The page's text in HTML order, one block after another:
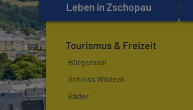
Leben in Zschopau
Tourismus & Freizeit
Bürgersaal
Schloss Wildeck
Bäder